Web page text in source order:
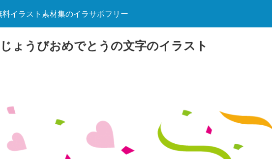
イラスト素材集のイラサポフリー
ょうびおめでとうの文字のイラスト